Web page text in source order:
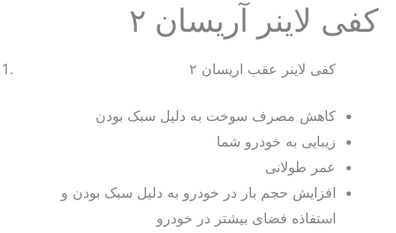
کفی لاینر آریسان ۲
۲ کفی لاینر عقب اریسان
کاهش مصرف سوخت به دلیل سبک بودن
زیبایی به خودرو شما
عمر طولانی
افزایش حجم بار در خودرو به دلیل سبک بودن و
استفاذه فضای بیشتر در خودرو